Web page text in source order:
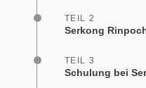
TEIL 2
Serkong
TEIL 3
Schulung bei